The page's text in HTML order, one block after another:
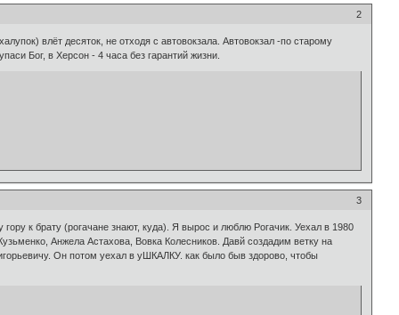
2
влёт десяток, не отходя с автовокзала. Автовокзал -по старому
Бог, в Херсон - 4 часа без гарантий жизни.
3
к брату (рогачане знают, куда). Я вырос и люблю Рогачик. Уехал в 1980
Анжела Астахова, Вовка Колесников. Давй создадим ветку на
Он потом уехал в уШКАЛКУ. как было быв здорово, чтобы